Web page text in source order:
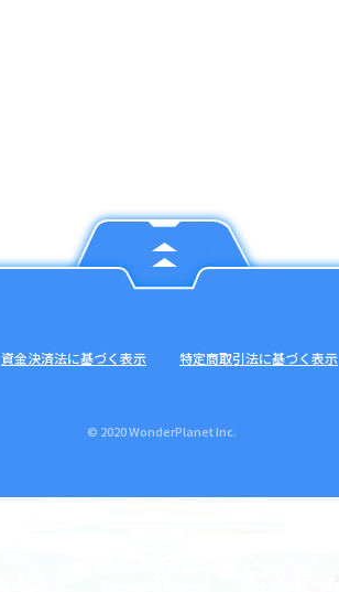
資金決済法に基づく表示 特定商取引法に基づく表示
© 2020 WonderPlanet Inc.